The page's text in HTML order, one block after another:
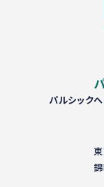
パルシック